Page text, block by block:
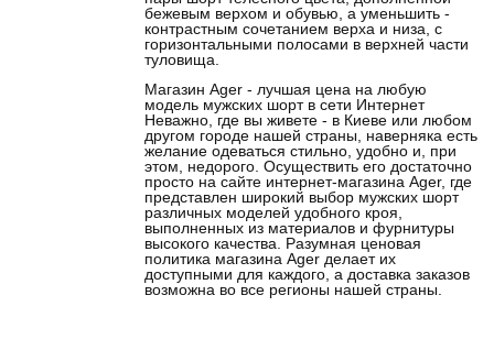
бежевым верхом и обувью, а уменьшить -
контрастным сочетанием верха и низа, с
горизонтальными полосами в верхней части
туловища.
Магазин Ager - лучшая цена на любую
модель мужских шорт в сети Интернет
Неважно, где вы живете - в Киеве или любом
другом городе нашей страны, наверняка есть
желание одеваться стильно, удобно и, при
этом, недорого. Осуществить его достаточно
просто на сайте интернет-магазина Ager, где
представлен широкий выбор мужских шорт
различных моделей удобного кроя,
выполненных из материалов и фурнитуры
высокого качества. Разумная ценовая
политика магазина Ager делает их
доступными для каждого, а доставка заказов
возможна во все регионы нашей страны.